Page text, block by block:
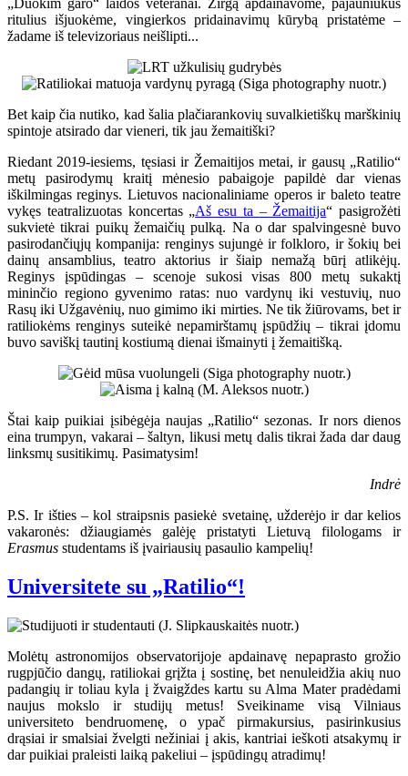
„Duokim garo“ laidos veteranai. Žirgą apdainavome, pajauniukus
ritulius išjuokėme, vingierkos pridainavimų kūrybą pristatėme –
žadame iš televizoriaus neišlipti...
Bet kaip čia nutiko, kad šalia plačiarankovių suvalkietiškų marškinių
spintoje atsirado dar vieneri, tik jau žemaitiški?
Riedant 2019-iesiems, tęsiasi ir Žemaitijos metai, ir gausų „Ratilio“
metų pasirodymų kraitį mėnesio pabaigoje papildė dar vienas
iškilmingas reginys. Lietuvos nacionaliniame operos ir baleto teatre
vykęs teatralizuotas koncertas „Aš esu ta – Žemaitija“ pasigrožėti
sukvietė tikrai puikų žemaičių pulką. Na o dar spalvingesnė buvo
pasirodančiųjų kompanija: renginys sujungė ir folkloro, ir šokių bei
dainų ansamblius, teatro aktorius ir šiaip nemažą būrį atlikėjų.
Reginys įspūdingas – scenoje sukosi visas 800 metų sukaktį
mininčio regiono gyvenimo ratas: nuo vardynų iki vestuvių, nuo
Rasų iki Užgavėnių, nuo gimimo iki mirties. Ne tik žiūrovams, bet ir
ratiliokėms renginys suteikė nepamirštamų įspūdžių – tikrai įdomu
buvo saviškį tautinį kostiumą dienai išmainyti į žemaitišką.
Štai kaip puikiai įsibėgėja naujas „Ratilio“ sezonas. Ir nors dienos
eina trumpyn, vakarai – šaltyn, likusi metų dalis tikrai žada dar daug
linksmų susitikimų. Pasimatysim!
Indrė
P.S. Ir išties – kol straipsnis pasiekė svetainę, užderėjo ir dar kelios
vakaronės: džiaugiamės galėję pristatyti Lietuvą filologams ir
Erasmus studentams iš įvairiausių pasaulio kampelių!
Universitete su „Ratilio“!
Molėtų astronomijos observatorijoje apdainavę nepaprasto grožio
rugpjūčio dangų, ratiliokai grįžta į sostinę, bet nenuleidžia akių nuo
padangių ir toliau kyla į žvaigždes kartu su Alma Mater pradėdami
naujus mokslo ir studijų metus! Sveikiname visą Vilniaus
universiteto bendruomenę, o ypač pirmakursius, pasirinkusius
drąsiai ir smalsiai žvelgti nežiniai į akis, kantriai ieškoti atsakymų ir
dar puikiai praleisti laiką pakeliui – įspūdingų atradimų!